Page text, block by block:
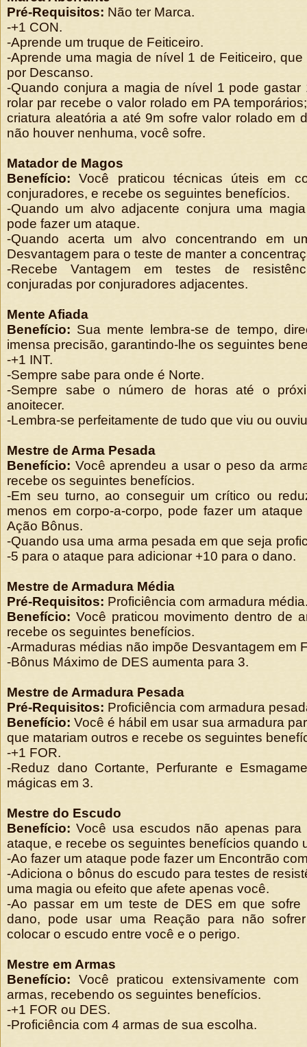
Pré-Requisitos: Não ter Marca.
-+1 CON.
-Aprende um truque de Feiticeiro.
-Aprende uma magia de nível 1 de Feiticeiro,
por Descanso.
-Quando conjura a magia de nível 1 pode gastar
rolar par recebe o valor rolado em PA
criatura aleatória a até 9m sofre valor rolado em
não houver nenhuma, você sofre.
Matador de Magos
Benefício:Você praticou técnicas úteis em
conjuradores, e recebe os seguintes benefícios.
-Quando um alvo adjacente conjura uma
pode fazer um ataque.
-Quando acerta um alvo concentrando em
Desvantagem para o teste de manter a
-Recebe Vantagem em testes de
conjuradas por conjuradores adjacentes.
Mente Afiada
Benefício: Sua mente lembra-se de tempo,
imensa precisão, garantindo-lhe os seguintes
-+1 INT.
-Sempre sabe para onde é Norte.
-Sempre sabe o número de horas até o
anoitecer.
-Lembra-se perfeitamente de tudo que viu ou
Mestre de Arma Pesada
Benefício: Você aprendeu a usar o peso da
recebe os seguintes benefícios.
-Em seu turno, ao conseguir um crítico ou
menos em corpo-a-corpo, pode fazer um
Ação Bônus.
-Quando usa uma arma pesada em que seja
-5 para o ataque para adicionar +10 para o dano.
Mestre de Armadura Média
Pré-Requisitos: Proficiência com armadura
Benefício: Você praticou movimento dentro de
recebe os seguintes benefícios.
-Armaduras médias não impõe Desvantagem em
-Bônus Máximo de DES aumenta para 3.
Mestre de Armadura Pesada
Pré-Requisitos: Proficiência com armadura
Benefício:Você é hábil em usar sua armadura
que matariam outros e recebe os seguintes
-+1 FOR.
-Reduz dano Cortante, Perfurante e
mágicas em 3.
Mestre do Escudo
Benefício:Você usa escudos não apenas para
ataque, e recebe os seguintes benefícios quando
-Ao fazer um ataque pode fazer um Encontrão
-Adiciona o bônus do escudo para testes de
uma magia ou efeito que afete apenas você.
-Ao passar em um teste de DES em que sofre
dano, pode usar uma Reação para não
colocar o escudo entre você e o perigo.
Mestre em Armas
Benefício: Você praticou extensivamente
armas, recebendo os seguintes benefícios.
-+1 FOR ou DES.
-Proficiência com 4 armas de sua escolha.